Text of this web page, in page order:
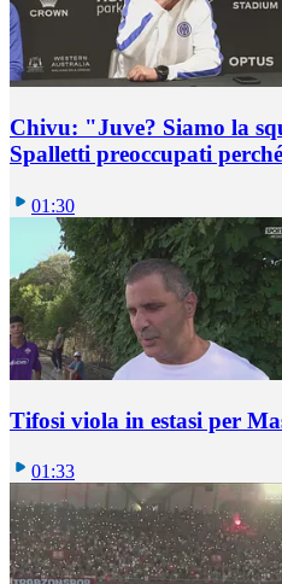
Chivu: "Juve? Siamo la
Spalletti preoccupati
01:30
Tifosi viola in estasi per
01:33